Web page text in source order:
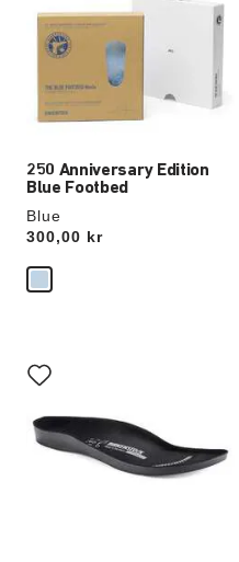
250 Anniversary Edition
Blue Footbed
Blue
Price:
300,00 kr
opdatere
produktbilledet
med
prøvefarver
opdatere
produktbilledet